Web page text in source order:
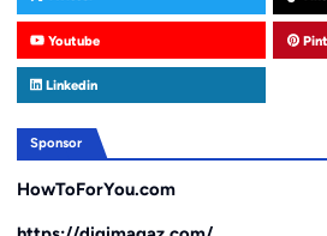
Youtube
Linkedin
Sponsor
HowToForYou.com